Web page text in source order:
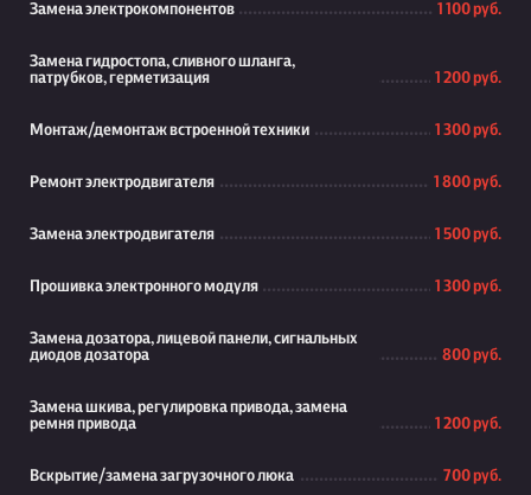
Замена электрокомпонентов 1 100 руб.
Замена гидростопа, сливного шланга,
патрубков, герметизация
1 200 руб.
Монтаж/демонтаж встроенной техники 1 300 руб.
Ремонт электродвигателя 1 800 руб.
Замена электродвигателя 1 500 руб.
Прошивка электронного модуля 1 300 руб.
Замена дозатора, лицевой панели, сигнальных
диодов дозатора
800 руб.
Замена шкива, регулировка привода, замена
ремня привода
1 200 руб.
Вскрытие/замена загрузочного люка 700 руб.